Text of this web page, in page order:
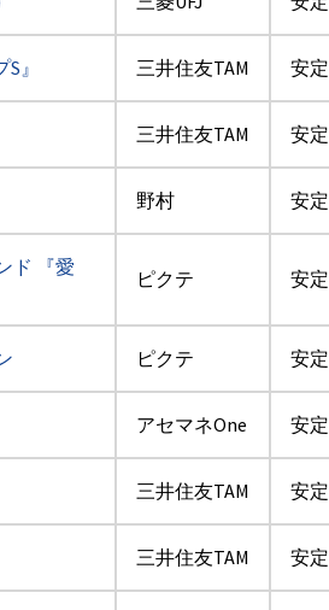
』 三井住友TAM 安
三井住友TAM 安
野村 安
ド 『愛
ピクテ 安
ピクテ 安
アセマネOne 安
三井住友TAM 安
三井住友TAM 安